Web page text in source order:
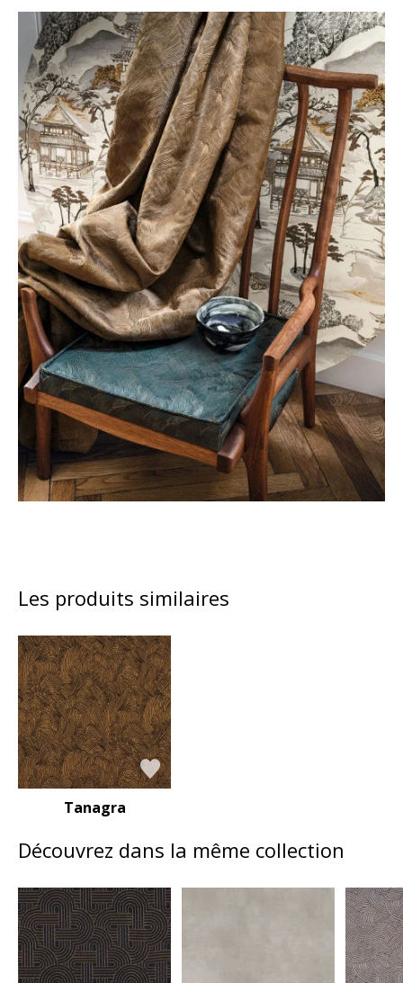
Les produits similaires
Tanagra
Découvrez dans la même collection